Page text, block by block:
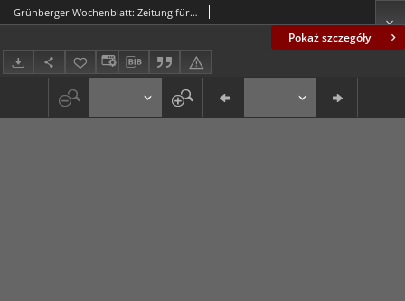
Pokaż szczegóły
Grünberger Wochenblatt: Zeitung für Stadt und Land, No. 258. ( 3. November 1930 )